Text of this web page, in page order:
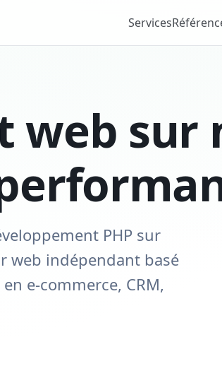
Services
web sur
PHP sur
web indépendant basé
e-commerce, CRM,